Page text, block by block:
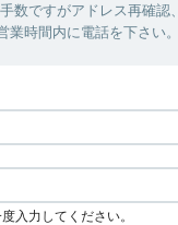
数ですがアドレス再確認
時間内に電話を下さい。
入力してください。